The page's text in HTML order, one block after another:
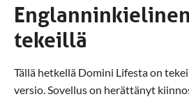
tekeillä
Tällä hetkellä Domini Lifesta on
versio. Sovellus on herättänyt